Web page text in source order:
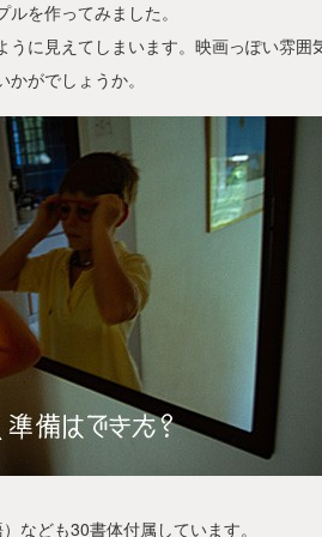
を作ってみました。
に見えてしまいます。映画っぽい雰囲
がでしょうか。
なども30書体付属しています。